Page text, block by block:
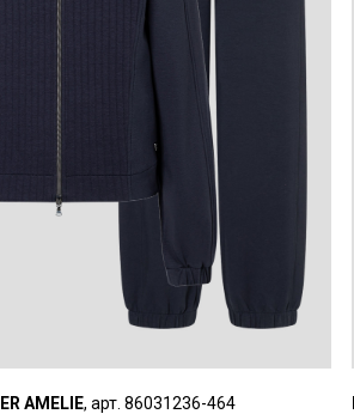
AMELIE, арт. 86031236-464